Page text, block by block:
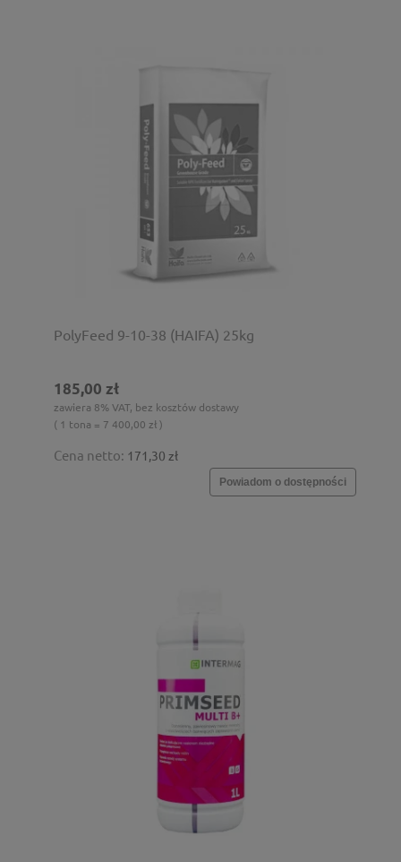
PolyFeed 9-10-38 (HAIFA) 25kg
185,00 zł
zawiera 8% VAT, bez kosztów dostawy
( 1 tona = 7 400,00 zł )
Cena netto: 171,30 zł
Powiadom o dostępności